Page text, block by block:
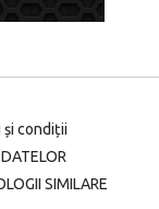
și condiții
SIMILARE